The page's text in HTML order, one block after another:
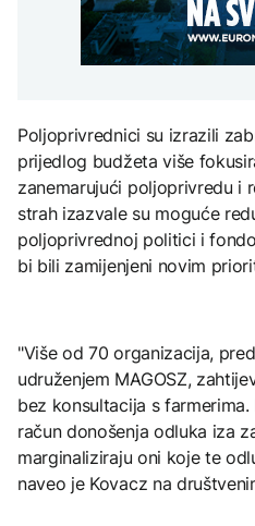
Šta je
prijeti
Poljoprivrednici su izrazili
prijedlog budžeta više
zanemarujući poljoprivredu i
strah izazvale su moguće
poljoprivrednoj politici i
bi bili zamijenjeni novim
"Više od 70 organizacija,
udruženjem MAGOSZ,
bez konsultacija s
račun donošenja odluka iza
marginaliziraju oni koje te
naveo je Kovacz na